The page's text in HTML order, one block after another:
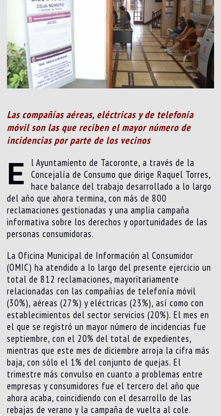
Las compañías aéreas, eléctricas y de telefonía
móvil son las que reciben el mayor número de
incidencias por parte de los vecinos
E
l Ayuntamiento de Tacoronte, a través de la
Concejalía de Consumo que dirige Raquel Torres,
hace balance del trabajo desarrollado a lo largo
del año que ahora termina, con más de 800
reclamaciones gestionadas y una amplia campaña
informativa sobre los derechos y oportunidades de las
personas consumidoras.
La Oficina Municipal de Información al Consumidor
(OMIC) ha atendido a lo largo del presente ejercicio un
total de 812 reclamaciones, mayoritariamente
relacionadas con las compañías de telefonía móvil
(30%), aéreas (27%) y eléctricas (23%), así como con
establecimientos del sector servicios (20%). El mes en
el que se registró un mayor número de incidencias fue
septiembre, con el 20% del total de expedientes,
mientras que este mes de diciembre arroja la cifra más
baja, con sólo el 1% del conjunto de quejas. El
trimestre más convulso en cuanto a problemas entre
empresas y consumidores fue el tercero del año que
ahora acaba, coincidiendo con el desarrollo de las
rebajas de verano y la campaña de vuelta al cole.